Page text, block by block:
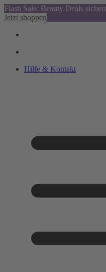
Flash Sale: Beauty Deals
Jetzt shoppen
Hilfe & Kontakt